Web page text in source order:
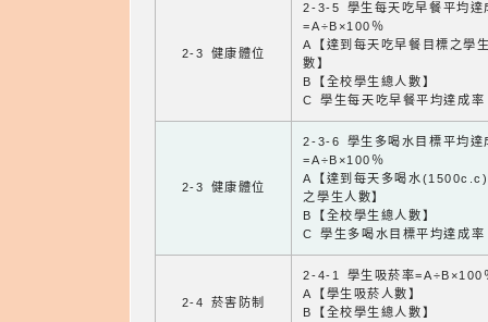
2-3 健康體位
2-3-5 學生每天吃早餐平均達
=A÷B×100％
A【達到每天吃早餐目標之學
數】
B【全校學生總人數】
C 學生每天吃早餐平均達成率
2-3 健康體位
2-3-6 學生多喝水目標平均達
=A÷B×100％
A【達到每天多喝水
之學生人數】
B【全校學生總人數】
C 學生多喝水目標平均達成率
2-4 菸害防制
2-4-1 學生吸菸率=A÷B×100
A【學生吸菸人數】
B【全校學生總人數】